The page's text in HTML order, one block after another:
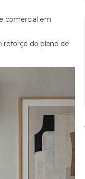
comercial em
reforço do plano de